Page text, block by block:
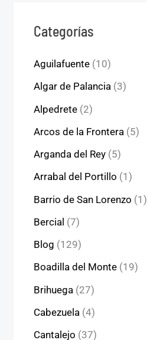
Categorías
Aguilafuente (10)
Algar de Palancia (3)
Alpedrete (2)
Arcos de la Frontera (5)
Arganda del Rey (5)
Arrabal del Portillo (1)
Barrio de San Lorenzo (1)
Bercial (7)
Blog (129)
Boadilla del Monte (19)
Brihuega (27)
Cabezuela (4)
Cantalejo (37)